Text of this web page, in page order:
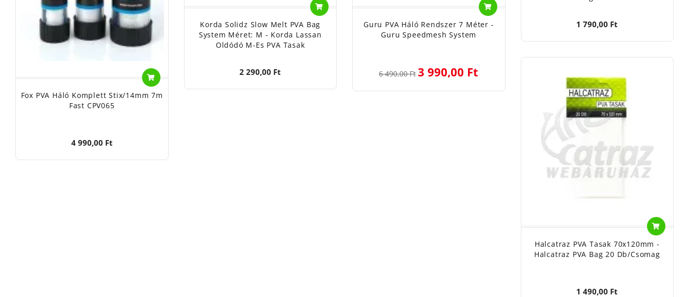
Fox PVA Háló Komplett Stix/14mm 7m
Fast CPV065
4 990,00 Ft
Korda Solidz Slow Melt PVA Bag
System Méret: M - Korda Lassan
Oldódó M-Es PVA Tasak
2 290,00 Ft
Guru PVA Háló Rendszer 7 Méter -
Guru Speedmesh System
6 490,00 Ft 3 990,00 Ft
1 790,00 Ft
Halcatraz PVA Tasak 70x120mm -
Halcatraz PVA Bag 20 Db/csomag
1 490,00 Ft